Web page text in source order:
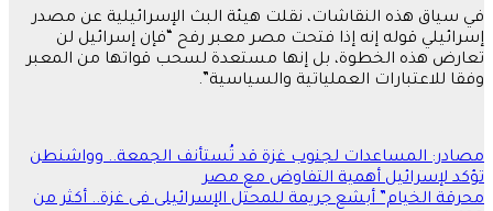
في سياق هذه النقاشات، نقلت هيئة البث الإسرائيلية عن مصدر
إسرائيلي قوله إنه إذا فتحت مصر معبر رفح “فإن إسرائيل لن
تعارض هذه الخطوة، بل إنها مستعدة لسحب قواتها من المعبر
وفقا للاعتبارات العملياتية والسياسية”.
تصفّح
المقالات
مصادر: المساعدات لجنوب غزة قد تُستأنف الجمعة.. وواشنطن
تؤكد لإسرائيل أهمية التفاوض مع مصر
محرقة الخيام” أبشع جريمة للمحتل الإسرائيلى فى غزة.. أكثر من